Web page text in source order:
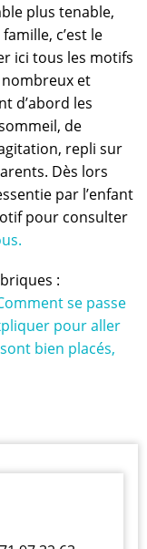
plus tenable,
c’est le
ici tous les motifs
et
d’abord les
de
repli sur
Dès lors
par l’enfant
pour consulter
:
se passe
pour aller
bien placés,